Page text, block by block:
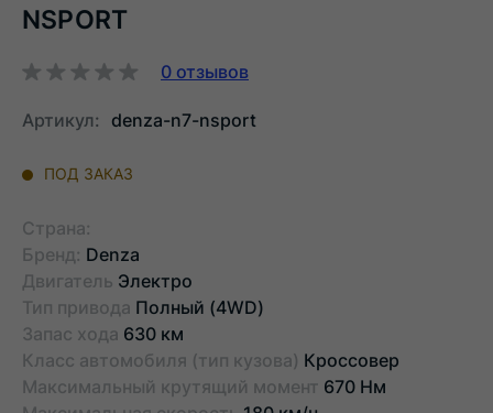
NSPORT
0 отзывов
Артикул: denza-n7-nsport
ПОД ЗАКАЗ
Страна:
Бренд: Denza
Двигатель Электро
Тип привода Полный (4WD)
Запас хода 630 км
Класс автомобиля (тип кузова) Кроссовер
Максимальный крутящий момент 670 Нм